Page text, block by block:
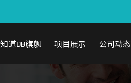
知道DB旗舰 项目展示 公司动态